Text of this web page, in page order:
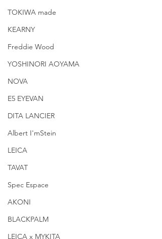
TOKIWA made
KEARNY
Freddie Wood
YOSHINORI AOYAMA
NOVA
E5 EYEVAN
DITA LANCIER
Albert I'mStein
LEICA
TAVAT
Spec Espace
AKONI
BLACKPALM
LEICA x MYKITA